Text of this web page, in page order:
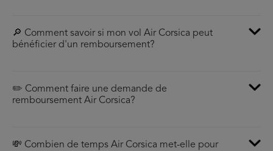
🔎 Comment savoir si mon vol Air Corsica peut
bénéficier d'un remboursement?
✏️ Comment faire une demande de
remboursement Air Corsica?
💸 Combien de temps Air Corsica met-elle pour